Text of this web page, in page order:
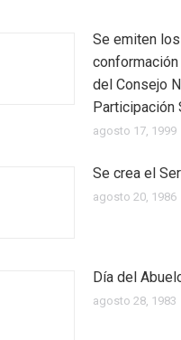
Se emiten
del Consejo
Participación
agosto 17, 1999
Se crea el
agosto 20, 1986
Día del
agosto 28, 1983